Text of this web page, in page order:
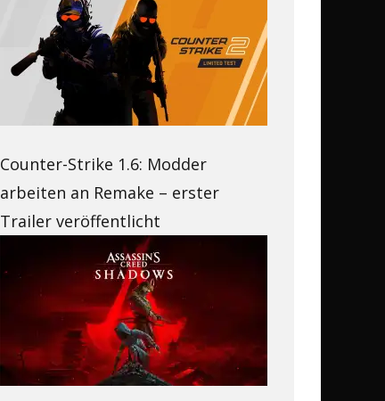
Counter-Strike 1.6: Modder
arbeiten an Remake – erster
Trailer veröffentlicht